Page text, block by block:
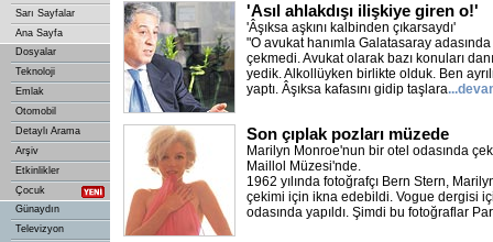
Sarı Sayfalar
Ana Sayfa
Dosyalar
Teknoloji
Emlak
Otomobil
Detaylı Arama
Arşiv
Etkinlikler
Çocuk
Günaydın
Televizyon
'Asıl ahlakdışı ilişkiye giren o!'
'Âşıksa aşkını kalbinden çıkarsaydı'
"O avukat hanımla Galatasaray adasında
çekmedi. Avukat olarak bazı konuları
yedik. Alkollüyken birlikte olduk. Ben
yaptı. Âşıksa kafasını gidip taşlara
Son çıplak pozları müzede
Marilyn Monroe'nun bir otel odasında
Maillol Müzesi'nde.
1962 yılında fotoğrafçı Bern Stern,
çekimi için ikna edebildi. Vogue dergisi
odasında yapıldı. Şimdi bu fotoğraflar